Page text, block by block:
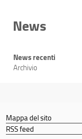
News
News recenti
Archivio
Mappa del sito
RSS feed